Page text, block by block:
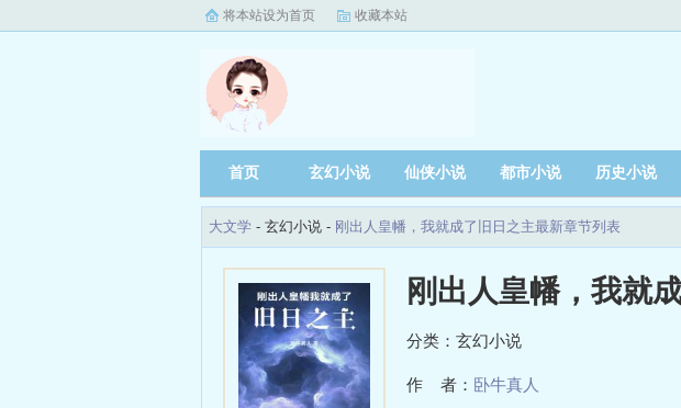
将本站设为首页 收藏本站
首页 玄幻小说 仙侠小说 都市小说 历史小说
大文学 - 玄幻小说 - 刚出人皇幡，我就成了旧日之主最新章节列表
刚出人皇幡，我就
分类：玄幻小说
作 者： 卧牛真人